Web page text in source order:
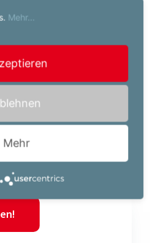
Brutto-
EUR 3448,15 pro Monat auf
Mehr...
Mehr